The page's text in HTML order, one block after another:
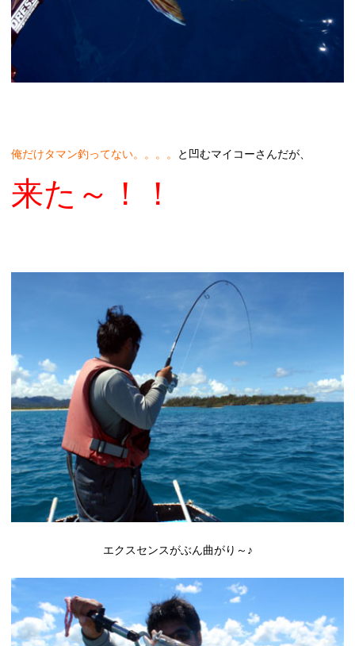
俺だけタマン釣ってない。。。。 と凹むマイコーさんだが、
来た～！！
エクスセンスがぶん曲がり～♪